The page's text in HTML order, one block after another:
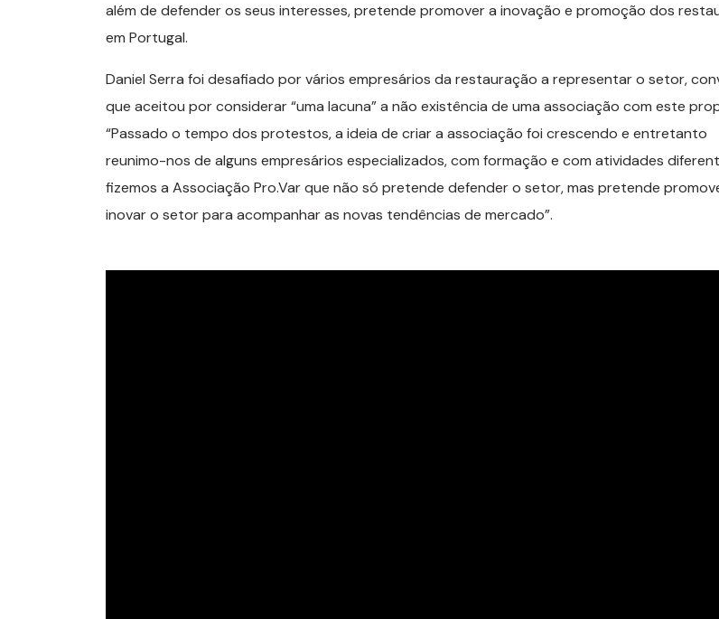
além de defender os seus interesses, pretende promover a inovação e promoção dos
em Portugal.
Daniel Serra foi desafiado por vários empresários da restauração a representar o setor,
que aceitou por considerar “uma lacuna” a não existência de uma associação com este
“Passado o tempo dos protestos, a ideia de criar a associação foi crescendo e entretanto
reunimo-nos de alguns empresários especializados, com formação e com atividades
fizemos a Associação Pro.Var que não só pretende defender o setor, mas pretende
inovar o setor para acompanhar as novas tendências de mercado”.